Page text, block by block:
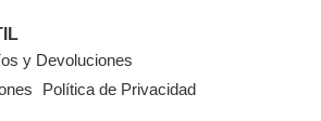
y Devoluciones
Política de Privacidad